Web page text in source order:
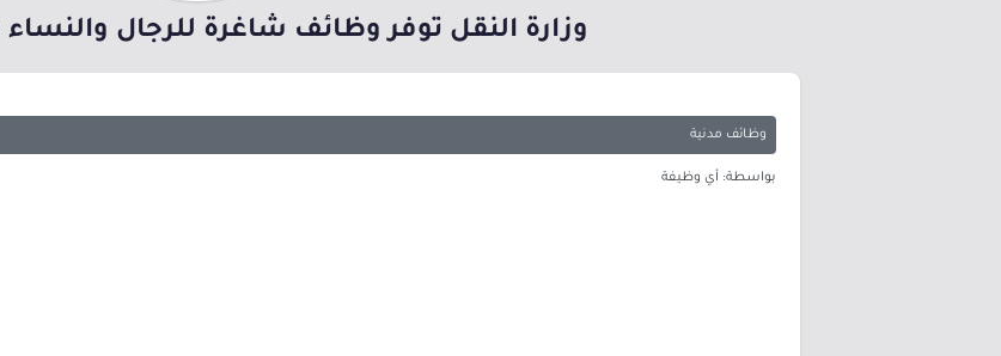
وزارة النقل توفر وظائف شاغرة للرجال
وظائف مدنية
بواسطة: أي وظيفة